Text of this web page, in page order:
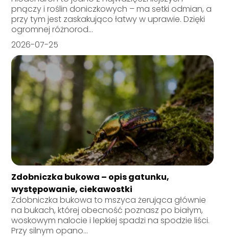
pnączy i roślin doniczkowych – ma setki odmian, a
przy tym jest zaskakująco łatwy w uprawie. Dzięki
ogromnej różnorod...
2026-07-25
Zdobniczka bukowa – opis gatunku,
występowanie, ciekawostki
Zdobniczka bukowa to mszyca żerująca głównie
na bukach, której obecność poznasz po białym,
woskowym nalocie i lepkiej spadzi na spodzie liści.
Przy silnym opano...